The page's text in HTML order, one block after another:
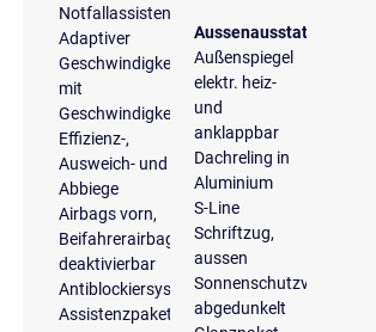
Notfallassistent
Adaptiver
Geschwindigkeitsassistent
mit
Geschwindigkeitsbegrenzer,
Effizienz-,
Ausweich- und
Abbiege
Airbags vorn,
Beifahrerairbag
deaktivierbar
Antiblockiersystem
Assistenzpaket
Aussenausstattung
Außenspiegel
elektr. heiz-
und
anklappbar
Dachreling in
Aluminium
S-Line
Schriftzug,
aussen
Sonnenschutzverglasung
abgedunkelt